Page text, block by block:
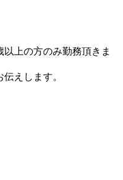
以上の方のみ勤務頂きま
えします。